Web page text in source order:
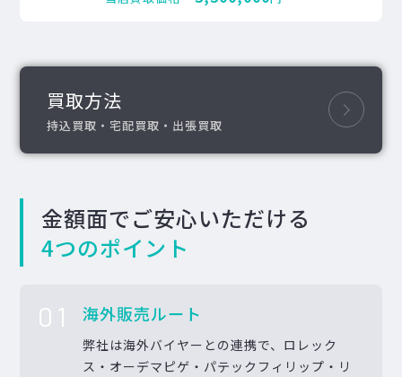
買取方法
持込買取・宅配買取・出張買取
金額面でご安心いただける
4つのポイント
01 海外販売ルート
弊社は海外バイヤーとの連携で、ロレック
ス・オーデマピゲ・パテックフィリップ・リ